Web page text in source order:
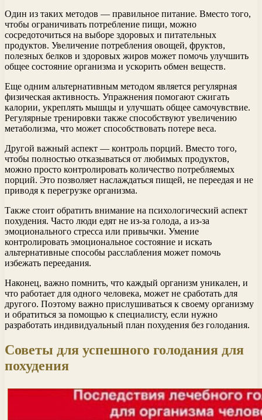
Один из таких методов — правильное питание. Вместо того,
чтобы ограничивать потребление пищи, можно
сосредоточиться на выборе здоровых и питательных
продуктов. Увеличение потребления овощей, фруктов,
полезных белков и здоровых жиров может помочь улучшить
общее состояние организма и ускорить обмен веществ.
Еще одним альтернативным методом является регулярная
физическая активность. Упражнения помогают сжигать
калории, укреплять мышцы и улучшать общее самочувствие.
Регулярные тренировки также способствуют увеличению
метаболизма, что может способствовать потере веса.
Другой важный аспект — контроль порций. Вместо того,
чтобы полностью отказываться от любимых продуктов,
можно просто контролировать количество потребляемых
порций. Это позволяет наслаждаться пищей, не переедая и не
приводя к перегрузке организма.
Также стоит обратить внимание на психологический аспект
похудения. Часто люди едят не из-за голода, а из-за
эмоционального стресса или привычки. Умение
контролировать эмоциональное состояние и искать
альтернативные способы расслабления может помочь
избежать переедания.
Наконец, важно помнить, что каждый организм уникален, и
что работает для одного человека, может не сработать для
другого. Поэтому важно прислушиваться к своему организму
и обратиться за помощью к специалисту, если нужно
разработать индивидуальный план похудения без голодания.
Советы для успешного голодания для
похудения